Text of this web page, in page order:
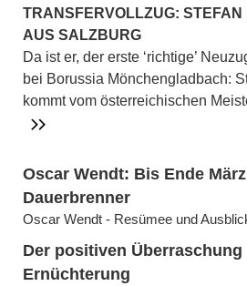
TRANSFERVOLLZUG: STEFAN
AUS SALZBURG
Da ist er, der erste ‘richtige’
bei Borussia Mönchengladbach:
kommt vom österreichischen
Oscar Wendt: Bis Ende
Dauerbrenner
Oscar Wendt - Resümee und
Der positiven
Ernüchterung